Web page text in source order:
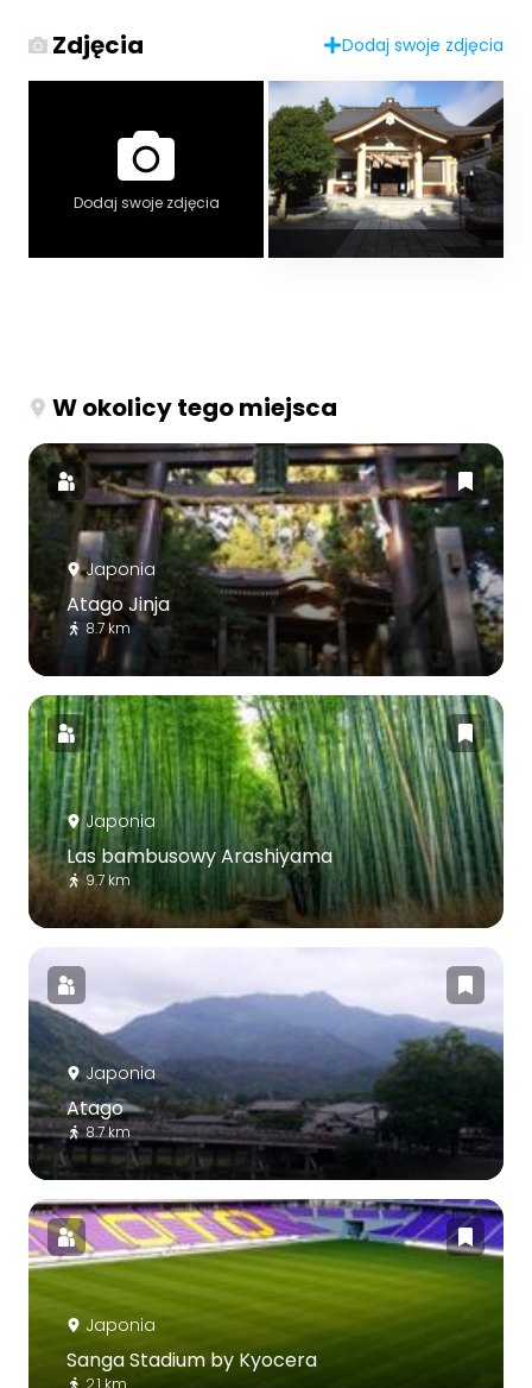
Zdjęcia Dodaj swoje zdjęcia
Dodaj swoje zdjęcia
W okolicy tego miejsca
Japonia
Atago Jinja
8.7 km
Japonia
Las bambusowy Arashiyama
9.7 km
Japonia
Atago
8.7 km
Japonia
Sanga Stadium by Kyocera
2.1 km